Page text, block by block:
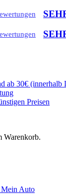
ab 30€ (innerhalb
Preisen
Warenkorb.
Mein Auto